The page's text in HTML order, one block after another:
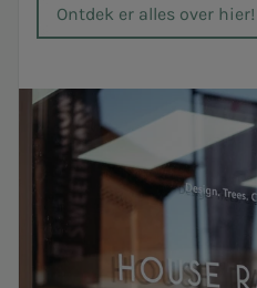
Ontdek er alles over hier!